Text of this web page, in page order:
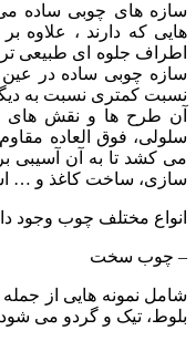
سازه های چوبی ساده می
هایی که دارند ، علاوه
اطراف جلوه ای طبیعی تر
سازه چوبی ساده در عین
نسبت کمتری نسبت به
آن طرح ها و نقش های
سلولی، فوق العاده
می کشد تا به آن آسیبی
سازی، ساخت کاغذ و …
انواع مختلف چوب وجود
– چوب سخت
شامل نمونه هایی از
بلوط، تیک و گردو می